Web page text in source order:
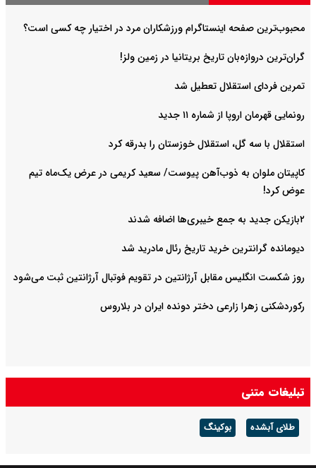
محبوب‌ترین صفحه اینستاگرام ورزشکاران مرد در اختیار چه کسی است؟
گران‌ترین دروازه‌بان تاریخ بریتانیا در زمین ولز!
تمرین فردای استقلال تعطیل شد
رونمایی قهرمان اروپا از شماره ۱۱ جدید
استقلال با سه گل، استقلال خوزستان را بدرقه کرد
کاپیتان ملوان به ذوب‌آهن پیوست/ سعید کریمی در عرض یک‌ماه تیم
عوض کرد!
۲بازیکن جدید به جمع خیبری‌ها اضافه شدند
دیومانده گرانترین خرید تاریخ رئال مادرید شد
روز شکست انگلیس مقابل آرژانتین در تقویم فوتبال آرژانتین ثبت می‌شود
رکوردشکنی زهرا زارعی دختر دونده ایران در بلاروس
تبلیغات متنی
طلای آبشده بوکینگ